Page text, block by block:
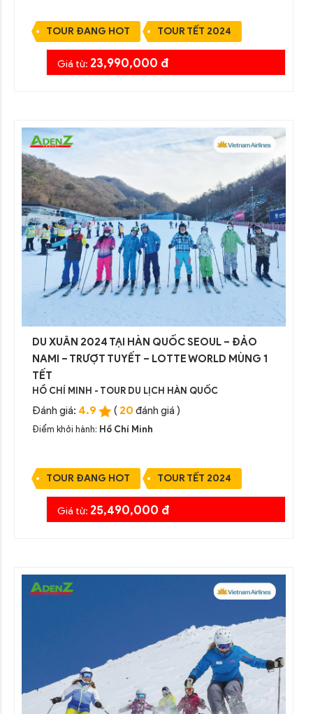
TOUR ĐANG HOT TOUR TẾT 2024
Giá từ: 23,990,000 đ
DU XUÂN 2024 TẠI HÀN QUỐC SEOUL – ĐẢO
NAMI – TRƯỢT TUYẾT – LOTTE WORLD MÙNG 1
TẾT
HỒ CHÍ MINH - TOUR DU LỊCH HÀN QUỐC
Đánh giá: 4.9 ( 20 đánh giá )
Điểm khởi hành: Hồ Chí Minh
TOUR ĐANG HOT TOUR TẾT 2024
Giá từ: 25,490,000 đ